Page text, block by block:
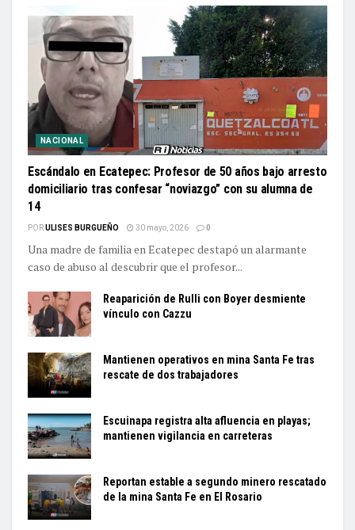
NACIONAL
Escándalo en Ecatepec: Profesor de 50 años bajo arresto
domiciliario tras confesar “noviazgo” con su alumna de
14
PORULISES BURGUEÑO 30 mayo, 2026 0
Una madre de familia en Ecatepec destapó un alarmante
caso de abuso al descubrir que el profesor...
Reaparición de Rulli con Boyer desmiente
vínculo con Cazzu
Mantienen operativos en mina Santa Fe tras
rescate de dos trabajadores
Escuinapa registra alta afluencia en playas;
mantienen vigilancia en carreteras
Reportan estable a segundo minero rescatado
de la mina Santa Fe en El Rosario